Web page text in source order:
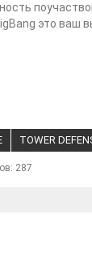
это ваш
TOWER
287